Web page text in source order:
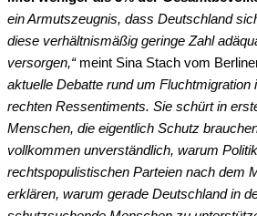
ein Armutszeugnis, dass Deutschland
diese verhältnismäßig geringe Zahl
versorgen,“meint Sina Stach vom
aktuelle Debatte rund um Fluchtmigration
rechten Ressentiments. Sie schürt in
Menschen, die eigentlich Schutz
vollkommen unverständlich, warum
rechtspopulistischen Parteien nach dem
erklären, warum gerade Deutschland in